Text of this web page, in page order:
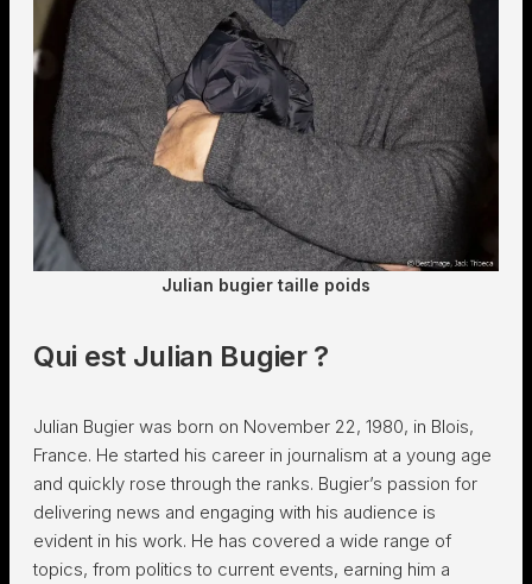
Julian bugier taille poids
Qui est Julian Bugier ?
Julian Bugier was born on November 22, 1980, in Blois,
France. He started his career in journalism at a young age
and quickly rose through the ranks. Bugier’s passion for
delivering news and engaging with his audience is
evident in his work. He has covered a wide range of
topics, from politics to current events, earning him a